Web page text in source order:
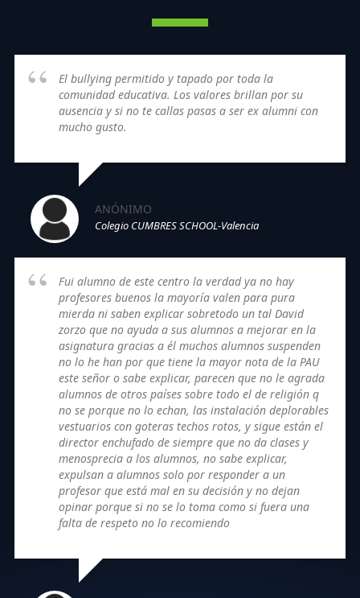
El bullying permitido y tapado por toda la
comunidad educativa. Los valores brillan por su
ausencia y si no te callas pasas a ser ex alumni con
mucho gusto.
ANÓNIMO
Colegio CUMBRES SCHOOL-Valencia
Fui alumno de este centro la verdad ya no hay
profesores buenos la mayoría valen para pura
mierda ni saben explicar sobretodo un tal David
zorzo que no ayuda a sus alumnos a mejorar en la
asignatura gracias a él muchos alumnos suspenden
no lo he han por que tiene la mayor nota de la PAU
este señor o sabe explicar, parecen que no le agrada
alumnos de otros países sobre todo el de religión q
no se porque no lo echan, las instalación deplorables
vestuarios con goteras techos rotos, y sigue están el
director enchufado de siempre que no da clases y
menosprecia a los alumnos, no sabe explicar,
expulsan a alumnos solo por responder a un
profesor que está mal en su decisión y no dejan
opinar porque si no se lo toma como si fuera una
falta de respeto no lo recomiendo